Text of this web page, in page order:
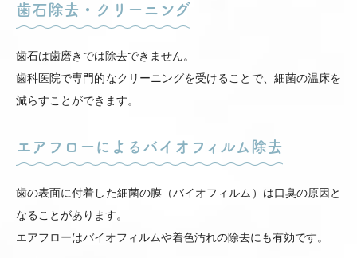
歯石除去・クリーニング
歯石は歯磨きでは除去できません。
歯科医院で専門的なクリーニングを受けることで、細菌の温床を
減らすことができます。
エアフローによるバイオフィルム除去
歯の表面に付着した細菌の膜（バイオフィルム）は口臭の原因と
なることがあります。
エアフローはバイオフィルムや着色汚れの除去にも有効です。